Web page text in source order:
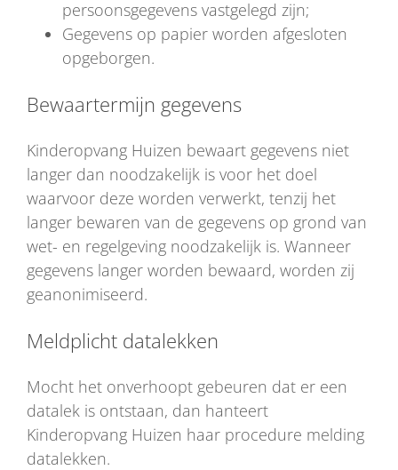
persoonsgegevens vastgelegd zijn;
Gegevens op papier worden afgesloten
opgeborgen.
Bewaartermijn gegevens
Kinderopvang Huizen bewaart gegevens niet
langer dan noodzakelijk is voor het doel
waarvoor deze worden verwerkt, tenzij het
langer bewaren van de gegevens op grond van
wet- en regelgeving noodzakelijk is. Wanneer
gegevens langer worden bewaard, worden zij
geanonimiseerd.
Meldplicht datalekken
Mocht het onverhoopt gebeuren dat er een
datalek is ontstaan, dan hanteert
Kinderopvang Huizen haar procedure melding
datalekken.